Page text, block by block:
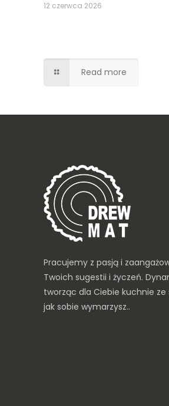
12 czerwca 2026
Read more
Pracujemy z pasją i
Twoich sugestii i życzeń.
tworząc dla Ciebie kuchnie ze
jak sobie wymarzysz..